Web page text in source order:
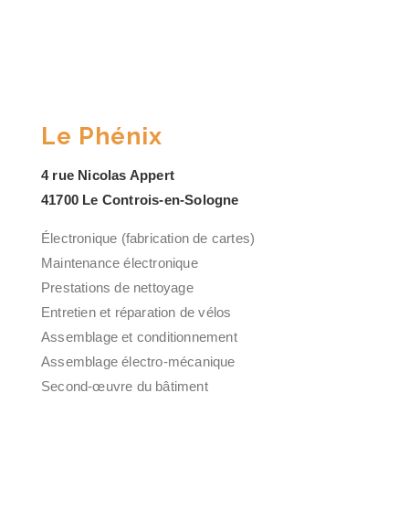
Le Phénix
4 rue Nicolas Appert
41700 Le Controis-en-Sologne
Électronique (fabrication de cartes)
Maintenance électronique
Prestations de nettoyage
Entretien et réparation de vélos
Assemblage et conditionnement
Assemblage électro-mécanique
Second-œuvre du bâtiment